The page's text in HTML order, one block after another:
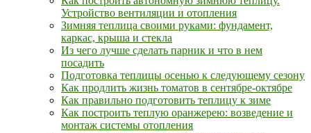
Устройство вентиляции и отопления
Зимняя теплица своими руками: фундамент,
каркас, крыша и стекла
Из чего лучше сделать парник и что в нем
посадить
Подготовка теплицы осенью к следующему сезону
Как продлить жизнь томатов в сентябре-октябре
Как правильно подготовить теплицу к зиме
Как построить теплую оранжерею: возведение и
монтаж системы отопления